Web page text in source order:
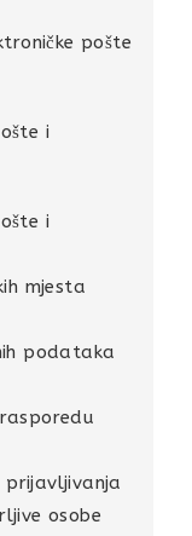
pošte
i
i
mjesta
podataka
osobe